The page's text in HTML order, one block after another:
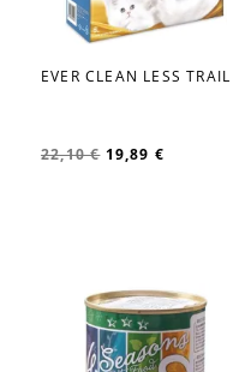
favorite_border
EVER CLEAN LESS TRAIL
22,10 € 19,89 €